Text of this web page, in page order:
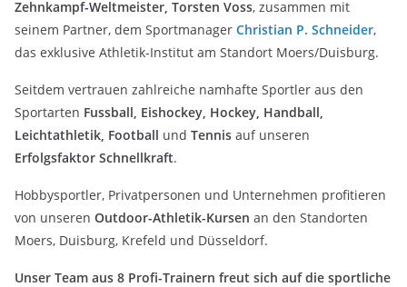
Zehnkampf-Weltmeister, Torsten Voss, zusammen mit
seinem Partner, dem Sportmanager Christian P. Schneider,
das exklusive Athletik-Institut am Standort Moers/Duisburg.
Seitdem vertrauen zahlreiche namhafte Sportler aus den
Sportarten Fussball, Eishockey, Hockey, Handball,
Leichtathletik, Football und Tennis auf unseren
Erfolgsfaktor Schnellkraft.
Hobbysportler, Privatpersonen und Unternehmen profitieren
von unseren Outdoor-Athletik-Kursen an den Standorten
Moers, Duisburg, Krefeld und Düsseldorf.
Unser Team aus 8 Profi-Trainern freut sich auf die sportliche